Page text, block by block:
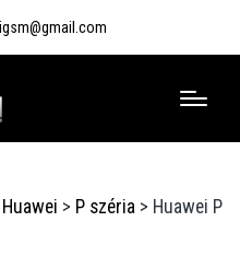
Huawei > P széria > Huawei P